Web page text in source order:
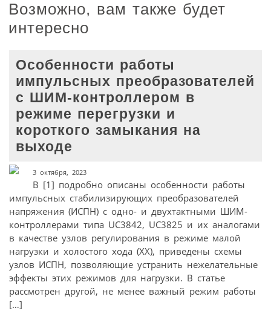
Возможно, вам также будет
интересно
Особенности работы
импульсных преобразователей
с ШИМ-контроллером в
режиме перегрузки и
короткого замыкания на
выходе
3 октября, 2023
В [1] подробно описаны особенности работы
импульсных стабилизирующих преобразователей
напряжения (ИСПН) с одно- и двухтактными ШИМ-
контроллерами типа UC3842, UC3825 и их аналогами
в качестве узлов регулирования в режиме малой
нагрузки и холостого хода (ХХ), приведены схемы
узлов ИСПН, позволяющие устранить нежелательные
эффекты этих режимов для нагрузки. В статье
рассмотрен другой, не менее важный режим работы
[…]